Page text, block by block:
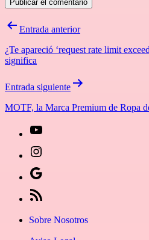
Navegación
entradas
Entrada anterior
¿Te apareció ‘request rate limit
significa
Entrada siguiente
MOTF, la Marca Premium de Ropa
instagram»]
fa-
Google
icon
Sobre Nosotros